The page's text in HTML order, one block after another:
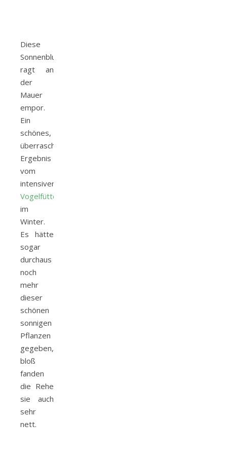
Diese
Sonnenblume
ragt an
der
Mauer
empor.
Ein
schönes,
überraschendes
Ergebnis
vom
intensiven
Vogelfüttern
im
Winter.
Es hätte
sogar
durchaus
noch
mehr
dieser
schönen
sonnigen
Pflanzen
gegeben,
bloß
fanden
die Rehe
sie auch
sehr
nett.